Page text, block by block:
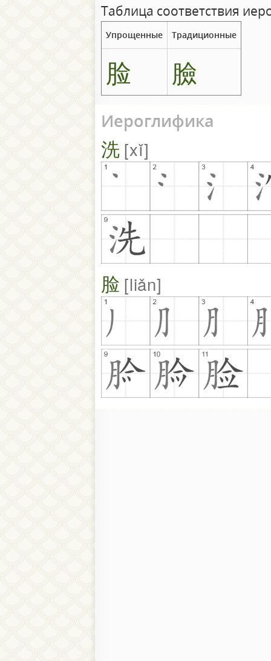
Таблица соответствия
Упрощенные Традиционные
脸 臉
Иероглифика
洗 xǐ
脸 liǎn